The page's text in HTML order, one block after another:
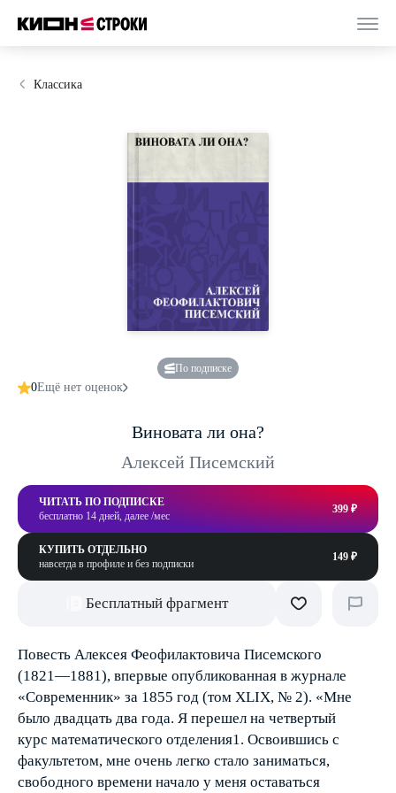
Классика
По подписке
0Ещё нет оценок
Виновата ли она?
Алексей Писемский
ЧИТАТЬ ПО ПОДПИСКЕ
бесплатно 14 дней, далее /мес
399 ₽
КУПИТЬ ОТДЕЛЬНО
навсегда в профиле и без подписки
149 ₽
Бесплатный фрагмент
Повесть Алексея Феофилактовича Писемского
(1821—1881), впервые опубликованная в журнале
«Современник» за 1855 год (том XLIX, № 2). «Мне
было двадцать два года. Я перешел на четвертый
курс математического отделения1. Освоившись с
факультетом, мне очень легко стало заниматься,
свободного времени начало у меня оставаться